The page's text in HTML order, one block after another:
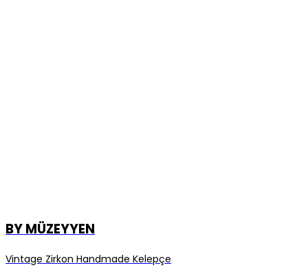
BY MÜZEYYEN
Vintage Zirkon Handmade Kelepçe